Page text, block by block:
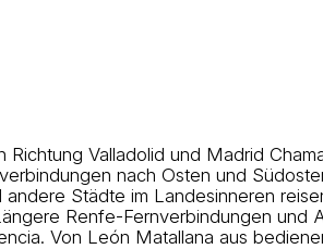
Valladolid und Madrid
nach Osten und
Städte im Landesinneren
Renfe-Fernverbindungen und
Von León Matallana aus